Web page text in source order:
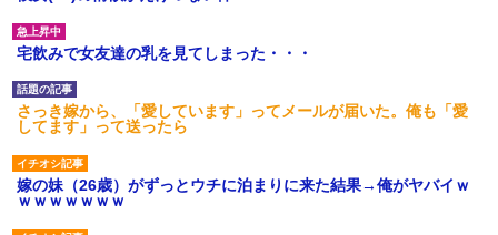
宅飲みで女友達の乳を見てしまった・・・
さっき嫁から、「愛しています」ってメールが届いた。俺も「愛
してます」って送ったら
嫁の妹（26歳）がずっとウチに泊まりに来た結果→俺がヤバイｗ
ｗｗｗｗｗｗｗ